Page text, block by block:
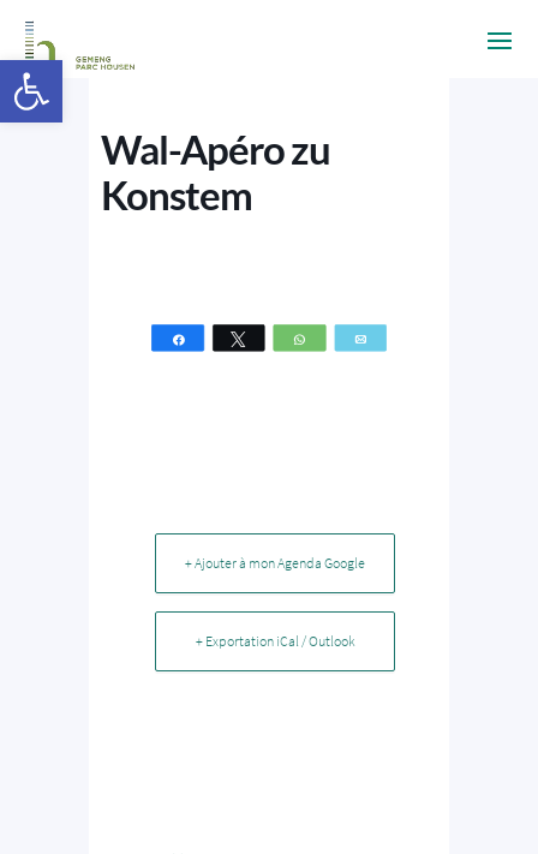
Wal-Apéro zu
Konstem
Partagez Tweetez WhatsApp
+ Ajouter à mon Agenda Google
+ Exportation iCal / Outlook
Ouvrir la barre d’outils